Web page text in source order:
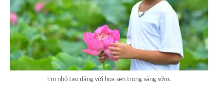
Em nhỏ tạo dáng với hoa sen trong sáng sớm.